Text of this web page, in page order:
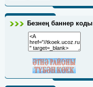
Безнең баннер коды